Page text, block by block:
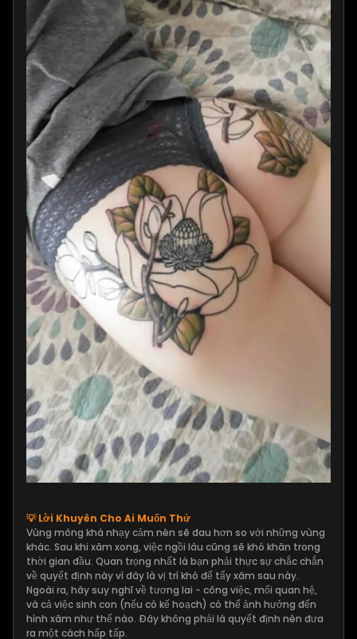
💡 Lời Khuyên Cho Ai Muốn Thử
Vùng mông khá nhạy cảm nên sẽ đau hơn so với những vùng
khác. Sau khi xăm xong, việc ngồi lâu cũng sẽ khó khăn trong
thời gian đầu. Quan trọng nhất là bạn phải thực sự chắc chắn
về quyết định này vì đây là vị trí khó để tẩy xăm sau này.
Ngoài ra, hãy suy nghĩ về tương lai - công việc, mối quan hệ,
và cả việc sinh con (nếu có kế hoạch) có thể ảnh hưởng đến
hình xăm như thế nào. Đây không phải là quyết định nên đưa
ra một cách hấp tấp.